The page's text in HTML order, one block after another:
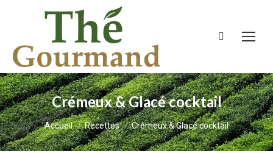
Recherche
Crémeux & Glacé cocktail
Vous êtes ici :
Accueil Recettes Crémeux & Glacé cocktail